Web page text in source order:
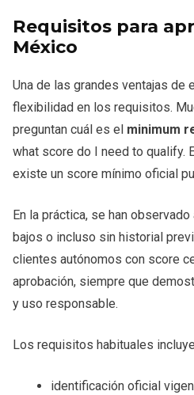
Requisitos para
México
Una de las grandes ventajas de
flexibilidad en los requisitos.
preguntan cuál es el minimum
what score do I need to qualify.
existe un score mínimo oficial
En la práctica, se han
bajos o incluso sin historial
clientes autónomos con score
aprobación, siempre que
y uso responsable.
Los requisitos habituales
identificación oficial